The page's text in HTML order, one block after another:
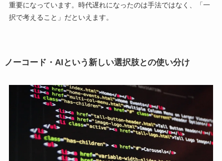
重要になっています。時代遅れになったのは手法ではなく、「一
択で考えること」だといえます。
ノーコード・AIという新しい選択肢との使い分け